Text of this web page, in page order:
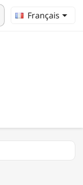
Français